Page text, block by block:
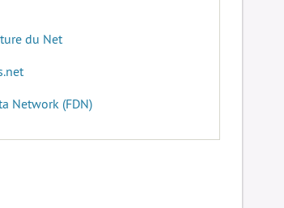
du Net
Network (FDN)